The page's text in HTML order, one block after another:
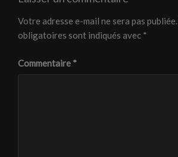
Votre adresse e-mail ne sera pas publiée.
obligatoires sont indiqués avec *
Commentaire *